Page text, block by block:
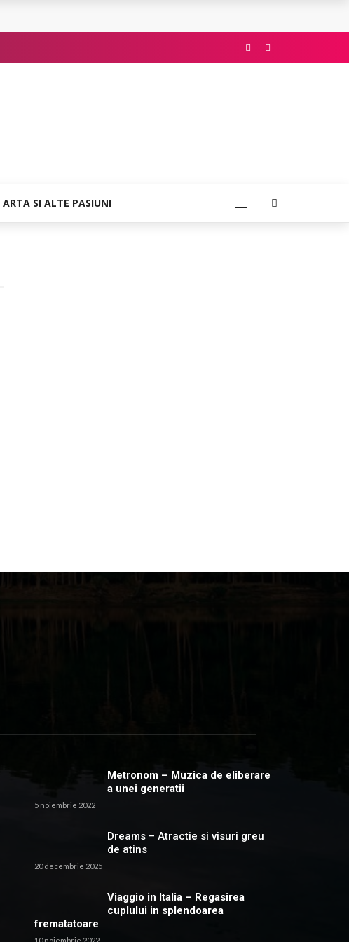
ARTA SI ALTE PASIUNI
Metronom – Muzica de eliberare
a unei generatii
5 noiembrie 2022
Dreams – Atractie si visuri greu
de atins
20 decembrie 2025
Viaggio in Italia – Regasirea
cuplului in splendoarea
frematatoare